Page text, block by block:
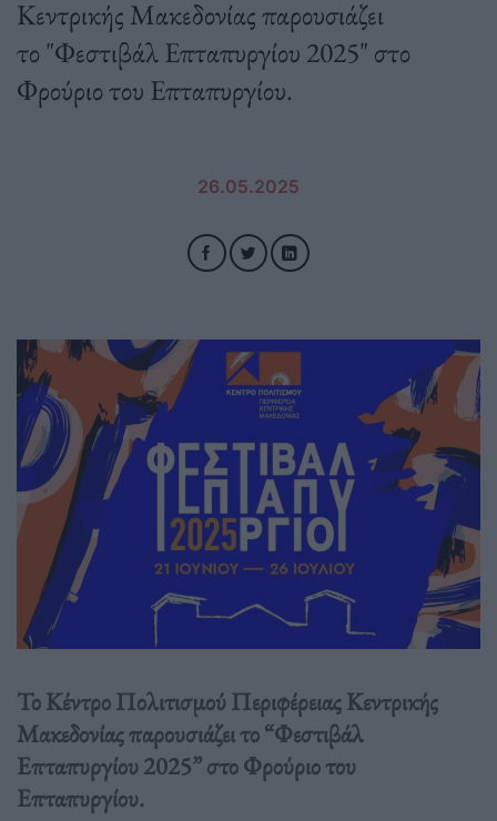
Κεντρικής Μακεδονίας παρουσιάζει
το "Φεστιβάλ Επταπυργίου 2025" στο
Φρούριο του Επταπυργίου.
26.05.2025
Το Κέντρο Πολιτισμού Περιφέρειας Κεντρικής
Μακεδονίας παρουσιάζει το “Φεστιβάλ
Επταπυργίου 2025” στο Φρούριο του
Επταπυργίου.